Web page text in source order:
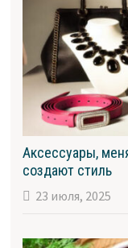
Аксессуары,
создают стиль
23 июля, 2025